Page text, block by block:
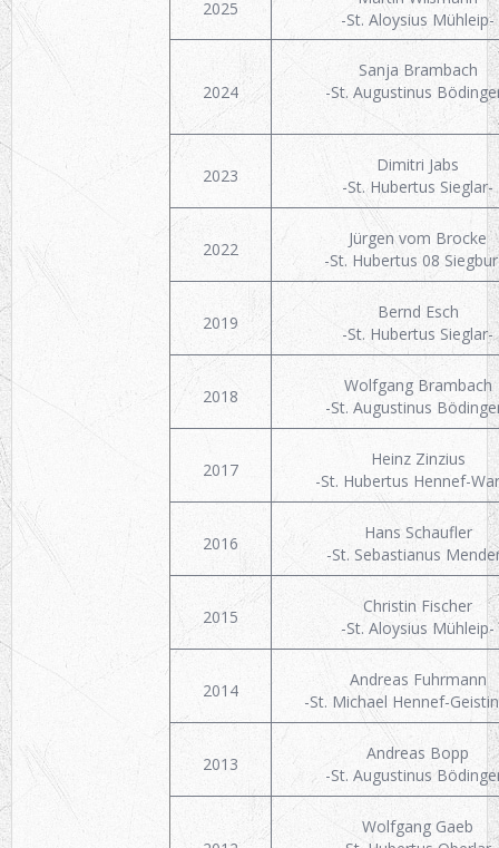
Sportausschuß
Pokalwettkämpfe
Vergleichswettkämpfe
Anmeldung BVK
Ehrenscheibenschießen
Bezirkskönigsschießen
FORUM
2025
-St. Aloysius Mühleip-
2024
Sanja Brambach
-St. Augustinus
2023
Dimitri Jabs
-St. Hubertus Sieglar-
2022
Jürgen vom Brocke
-St. Hubertus 08
2019
Bernd Esch
-St. Hubertus Sieglar-
2018
Wolfgang Brambach
-St. Augustinus
2017
Heinz Zinzius
-St. Hubertus Hennef-
2016
Hans Schaufler
-St. Sebastianus
2015
Christin Fischer
-St. Aloysius Mühleip-
2014
Andreas Fuhrmann
-St. Michael Hennef-
2013
Andreas Bopp
-St. Augustinus
Wolfgang Gaeb